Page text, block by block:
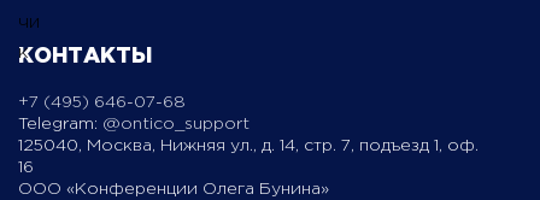
КОНТАКТЫ
+7 (495) 646-07-68
Telegram: @ontico_support
125040, Москва, Нижняя ул., д. 14, стр. 7, подъезд 1, оф.
16
ООО «Конференции Олега Бунина»